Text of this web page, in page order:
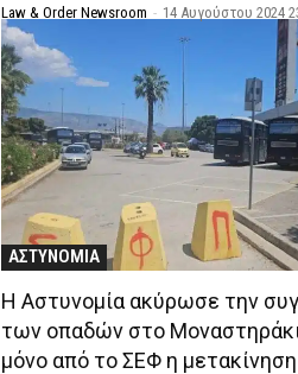
Law & Order Newsroom - 14 Αυγούστου 2024
ΑΣΤΥΝΟΜΙΑ
Η Αστυνομία ακύρωσε την
των οπαδών στο
μόνο από το ΣΕΦ η